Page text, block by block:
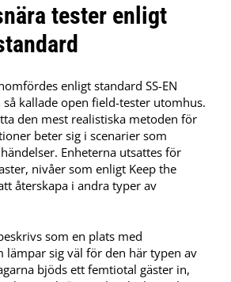
tester enligt
enligt standard SS-EN
kallade open field-tester utomhus.
den mest realistiska metoden för
beter sig i scenarier som
Enheterna utsattes för
nivåer som enligt Keep the
återskapa i andra typer av
som en plats med
lämpar sig väl för den här typen av
bjöds ett femtiotal gäster in,